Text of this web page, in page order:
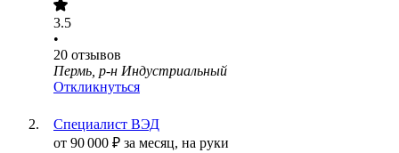
3.5
•
20 отзывов
Пермь, р-н Индустриальный
Откликнуться
Специалист ВЭД
от 90 000 ₽ за месяц, на руки